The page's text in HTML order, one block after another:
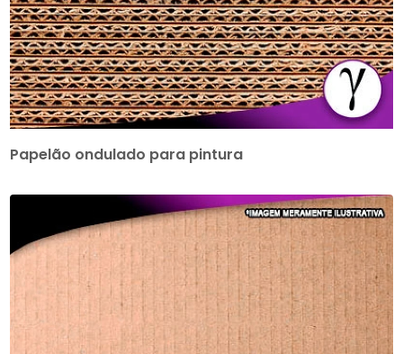
Papelão ondulado para pintura